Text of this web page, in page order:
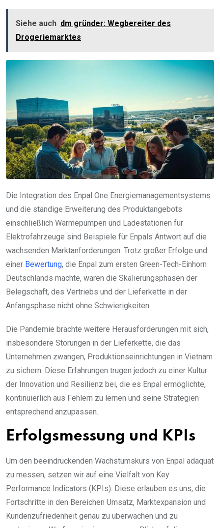
Siehe auch dm gründer: Wegbereiter des
Drogeriemarktes
Die Integration des Enpal One Energiemanagementsystems
und die ständige Erweiterung des Produktangebots
einschließlich Wärmepumpen und Ladestationen für
Elektrofahrzeuge sind Beispiele für Enpals Antwort auf die
wachsenden Marktanforderungen. Trotz großer Erfolge und
einer Bewertung, die Enpal zum ersten Green-Tech-Einhorn
Deutschlands machte, waren die Skalierungsphasen der
Belegschaft, des Vertriebs und der Lieferkette in der
Anfangsphase nicht ohne Schwierigkeiten.
Die Pandemie brachte weitere Herausforderungen mit sich,
insbesondere Störungen in der Lieferkette, die das
Unternehmen zwangen, Produktionseinrichtungen in Vietnam
zu sichern. Diese Erfahrungen trugen jedoch zu einer Kultur
der Innovation und Resilienz bei, die es Enpal ermöglichte,
kontinuierlich aus Fehlern zu lernen und seine Strategien
entsprechend anzupassen.
Erfolgsmessung und KPIs
Um den beeindruckenden Wachstumskurs von Enpal adäquat
zu messen, setzen wir auf eine Vielfalt von Key
Performance Indicators (KPIs). Diese erlauben es uns, die
Fortschritte in den Bereichen Umsatz, Marktexpansion und
Kundenzufriedenheit genau zu überwachen und zu